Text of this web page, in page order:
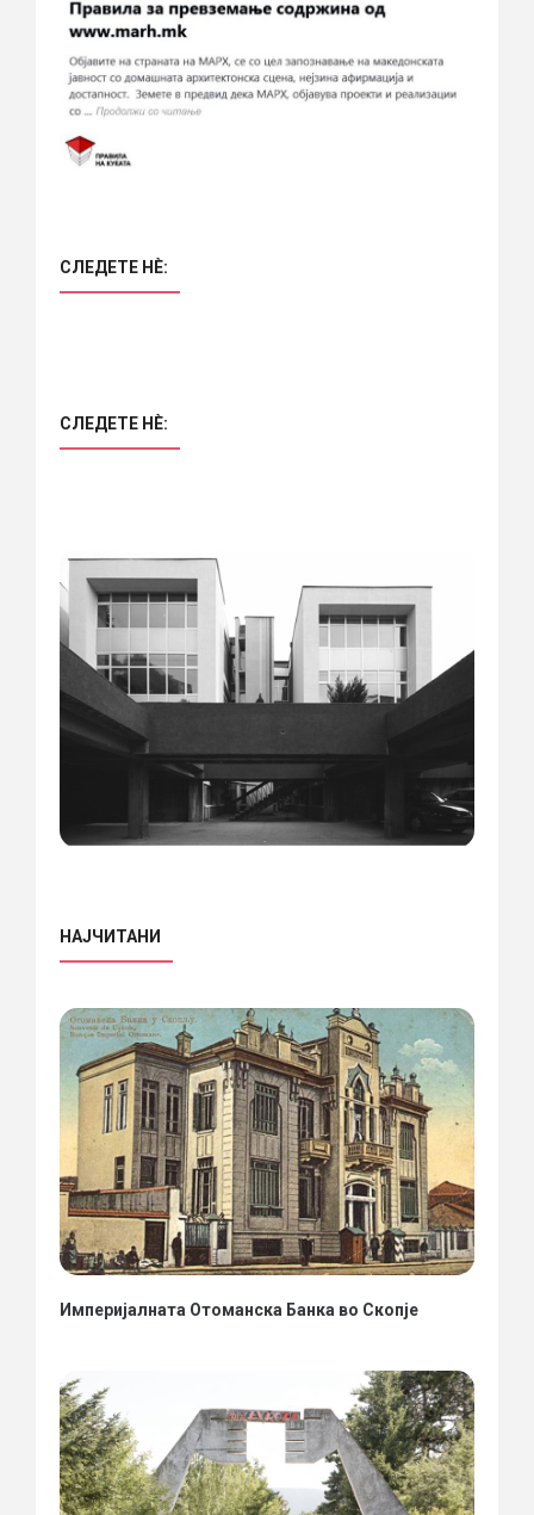
СЛЕДЕТЕ НÈ:
СЛЕДЕТЕ НÈ:
НАЈЧИТАНИ
Империјалната Отоманска Банка во Скопје